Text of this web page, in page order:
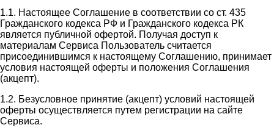
1.1. Настоящее Соглашение в соответствии со ст. 435
Гражданского кодекса РФ и Гражданского кодекса РК
является публичной офертой. Получая доступ к
материалам Сервиса Пользователь считается
присоединившимся к настоящему Соглашению, принимает
условия настоящей оферты и положения Соглашения
(акцепт).
1.2. Безусловное принятие (акцепт) условий настоящей
оферты осуществляется путем регистрации на сайте
Сервиса.